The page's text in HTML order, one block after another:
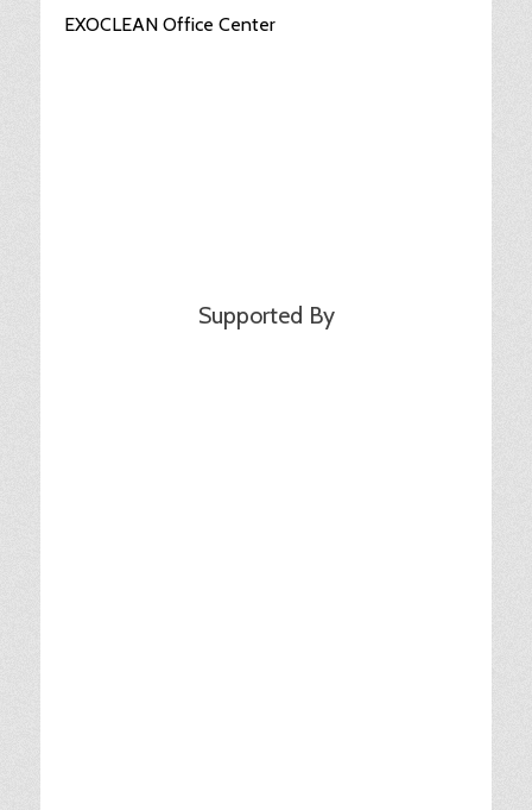
EXOCLEAN Office Center
Supported By